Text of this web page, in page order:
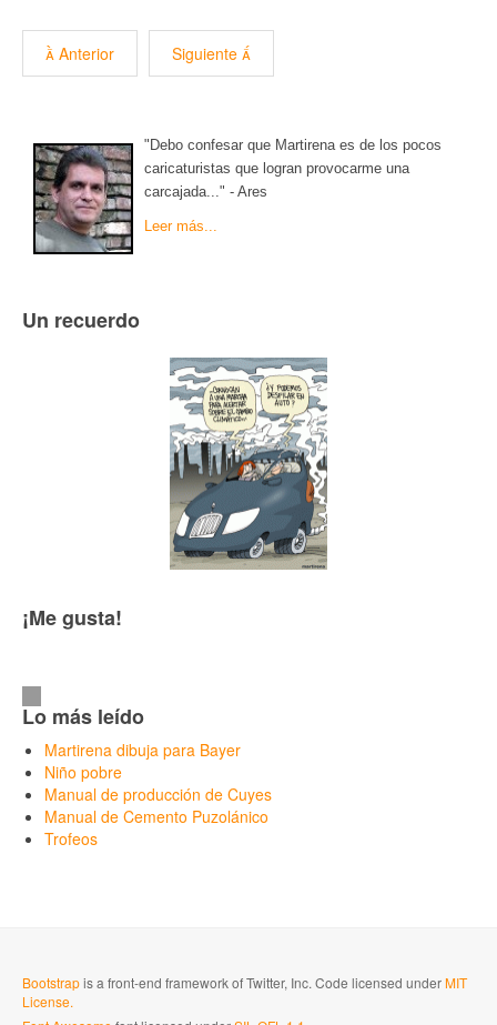
Anterior Siguiente
"Debo confesar que Martirena es de los pocos
caricaturistas que logran provocarme una
carcajada..." - Ares
Leer más...
Un recuerdo
¡Me gusta!
Lo más leído
Martirena dibuja para Bayer
Niño pobre
Manual de producción de Cuyes
Manual de Cemento Puzolánico
Trofeos
Bootstrapis a front-end framework of Twitter, Inc. Code licensed underMIT
License.